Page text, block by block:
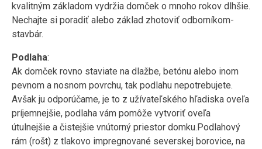
kvalitným základom vydržia domček o mnoho rokov dlhšie.
Nechajte si poradiť alebo základ zhotoviť odborníkom-
stavbár.
Podlaha:
Ak domček rovno staviate na dlažbe, betónu alebo inom
pevnom a nosnom povrchu, tak podlahu nepotrebujete.
Avšak ju odporúčame, je to z užívateľského hľadiska oveľa
príjemnejšie, podlaha vám pomôže vytvoriť oveľa
útulnejšie a čistejšie vnútorný priestor domku.Podlahový
rám (rošt) z tlakovo impregnované severskej borovice, na